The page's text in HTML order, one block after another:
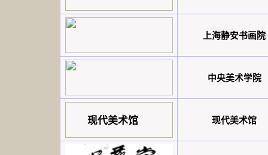
上海静安书画院
中央美术学院
现代美术馆 现代美术馆